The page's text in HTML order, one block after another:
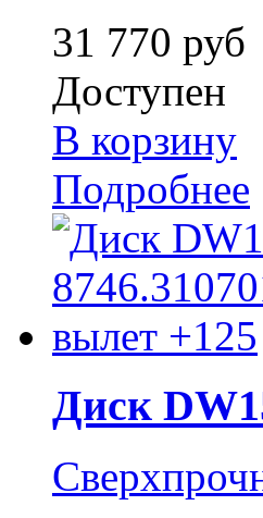
31 770 руб
Доступен
В корзину
Подробнее
Диск